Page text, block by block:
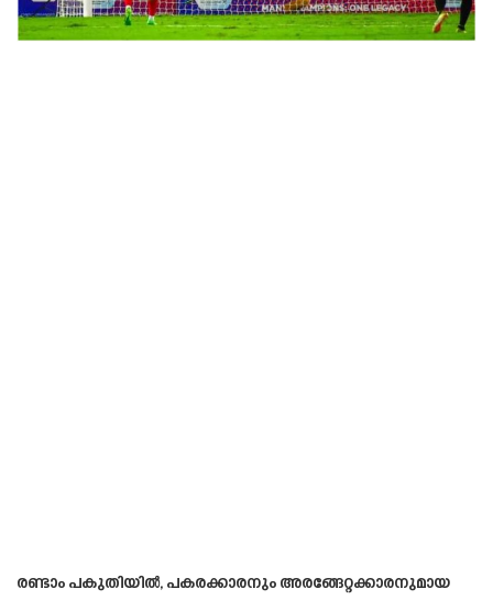
രണ്ടാം പകുതിയിൽ, പകരക്കാരനും അരങ്ങേറ്റക്കാരനുമായ